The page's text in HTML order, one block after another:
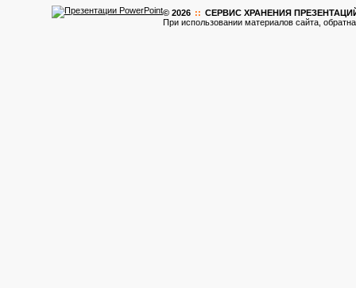
© 2026 :: CЕРВИС ХРАНЕНИЯ ПРЕЗЕНТАЦИЙ
При использовании материалов сайта,